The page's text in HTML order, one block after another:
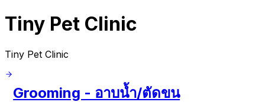
Tiny Pet Clinic
Tiny Pet Clinic
Grooming - อาบน้ำ/ตัดขน